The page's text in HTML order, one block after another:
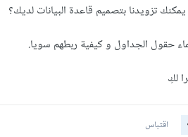
تزويدنا بتصميم قاعدة البيانات لديك؟
حقول الجداول و كيفية ربطهم سويا.
لكِ
اقتباس